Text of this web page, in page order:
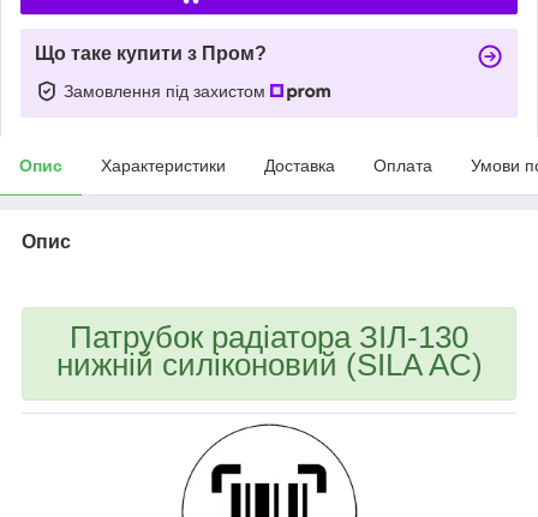
Що таке купити з Пром?
Замовлення під захистом
Опис Характеристики Доставка Оплата Умови
Опис
Патрубок радіатора ЗІЛ-130
нижній силіконовий (SILA AC)